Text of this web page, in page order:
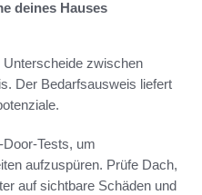
deines Hauses
zwischen
Der Bedarfsausweis liefert
Tests, um
aufzuspüren. Prüfe Dach,
auf sichtbare Schäden und